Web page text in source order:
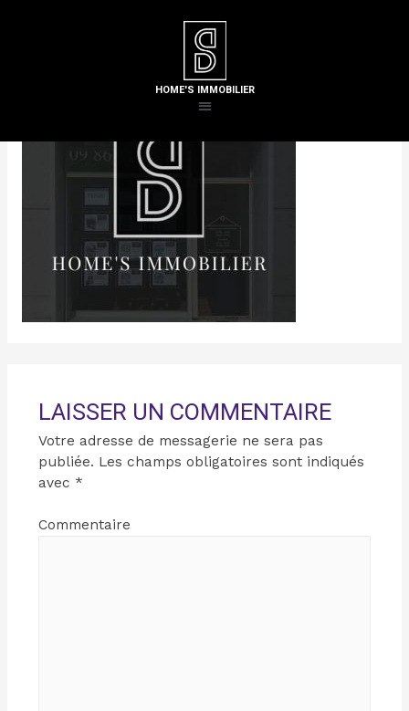
HOME'S IMMOBILIER
LAISSER UN COMMENTAIRE
Votre adresse de messagerie ne sera pas
publiée. Les champs obligatoires sont indiqués
avec *
Commentaire